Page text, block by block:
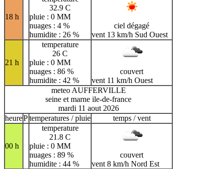
18 h
32.9 C
pluie : 0 MM
nuages : 4 %
humidite : 26 %
ciel dégagé
vent 13 km/h Sud Ouest
21 h
temperature
26 C
pluie : 0 MM
nuages : 86 %
humidite : 42 %
couvert
vent 11 km/h Ouest
meteo AUFFERVILLE
seine et marne ile-de-france
mardi 11 aout 2026
heurePtemperatures / pluie temps / vent
00 h
temperature
21.8 C
pluie : 0 MM
nuages : 89 %
humidite : 44 %
couvert
vent 8 km/h Nord Est